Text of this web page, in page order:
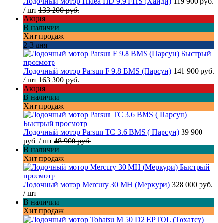
/ шт 133 200 руб.
Акция
В наличии
Хит продаж
2-3 дня
Быстрый
просмотр
Лодочный мотор Parsun F 9.8 BMS (Парсун) 141 900 руб.
/ шт 163 300 руб.
Акция
В наличии
Хит продаж
Быстрый просмотр
Лодочный мотор Parsun TC 3.6 BMS ( Парсун) 39 900
руб. / шт 48 900 руб.
В наличии
Хит продаж
Быстрый
просмотр
Лодочный мотор Mercury 30 MH (Меркури) 328 000 руб.
/ шт
В наличии
Хит продаж